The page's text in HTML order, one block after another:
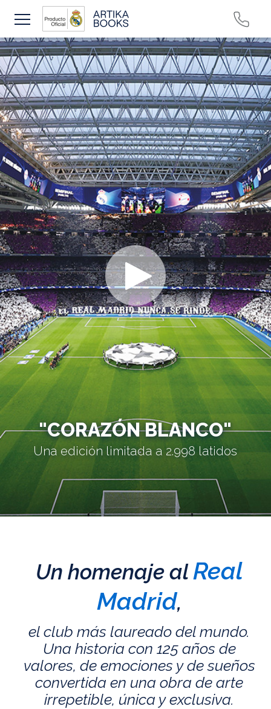
"CORAZÓN BLANCO"
Una edición limitada a 2.998 latidos
Un homenaje alReal
Madrid,
el club más laureado del mundo.
Una historia con 125 años de
valores, de emociones y de sueños
convertida en una obra de arte
irrepetible, única y exclusiva.